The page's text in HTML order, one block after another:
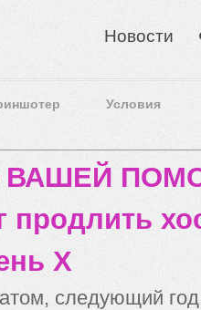
Новости
Условия
ВАШЕЙ
продлить
X
следующий